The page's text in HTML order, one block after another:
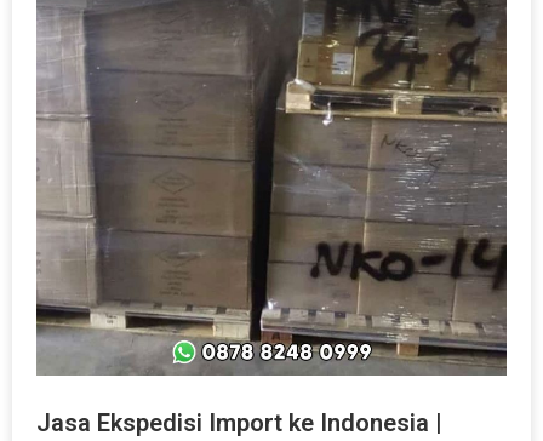
Jasa Ekspedisi Import ke Indonesia |